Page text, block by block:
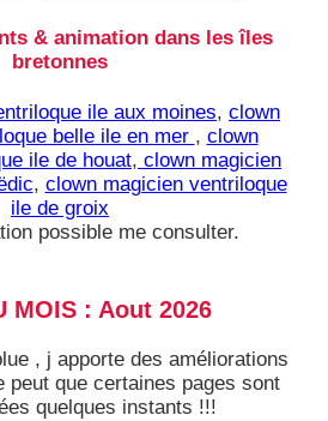
& animation dans les îles
bretonnes
ile aux moines, clown
belle ile en mer , clown
ile de houat, clown magicien
, clown magicien ventriloque
ile de groix
possible me consulter.
MOIS : Aout 2026
, j apporte des améliorations
peut que certaines pages sont
quelques instants !!!